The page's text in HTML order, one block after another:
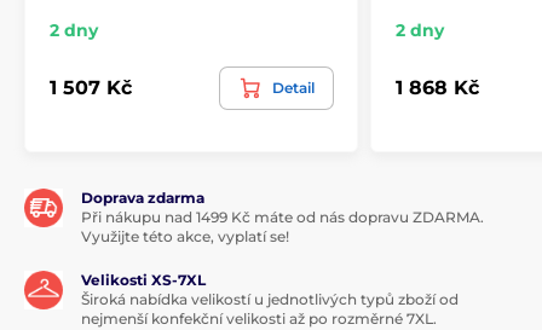
2 dny
1 507 Kč Detail
2 dny
1 868 Kč
Doprava zdarma
Při nákupu nad 1499 Kč máte od nás dopravu ZDARMA.
Využijte této akce, vyplatí se!
Velikosti XS-7XL
Široká nabídka velikostí u jednotlivých typů zboží od
nejmenší konfekční velikosti až po rozměrné 7XL.